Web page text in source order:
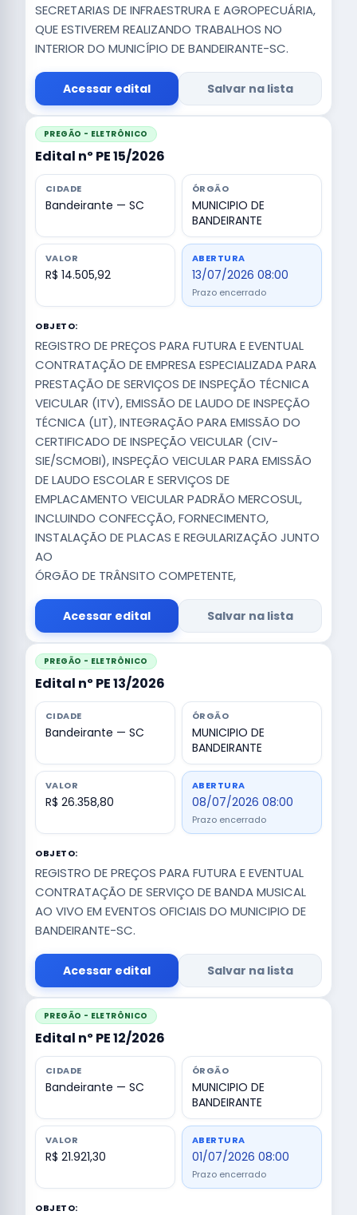
SECRETARIAS DE INFRAESTRURA E AGROPECUÁRIA,
QUE ESTIVEREM REALIZANDO TRABALHOS NO
INTERIOR DO MUNICÍPIO DE BANDEIRANTE-SC.
Acessar edital Salvar na lista
PREGÃO - ELETRÔNICO
Edital nº PE 15/2026
CIDADE
Bandeirante — SC
ÓRGÃO
MUNICIPIO DE
BANDEIRANTE
VALOR
R$ 14.505,92
ABERTURA
13/07/2026 08:00
Prazo encerrado
OBJETO:
REGISTRO DE PREÇOS PARA FUTURA E EVENTUAL
CONTRATAÇÃO DE EMPRESA ESPECIALIZADA PARA
PRESTAÇÃO DE SERVIÇOS DE INSPEÇÃO TÉCNICA
VEICULAR (ITV), EMISSÃO DE LAUDO DE INSPEÇÃO
TÉCNICA (LIT), INTEGRAÇÃO PARA EMISSÃO DO
CERTIFICADO DE INSPEÇÃO VEICULAR (CIV-
SIE/SCMOBI), INSPEÇÃO VEICULAR PARA EMISSÃO
DE LAUDO ESCOLAR E SERVIÇOS DE
EMPLACAMENTO VEICULAR PADRÃO MERCOSUL,
INCLUINDO CONFECÇÃO, FORNECIMENTO,
INSTALAÇÃO DE PLACAS E REGULARIZAÇÃO JUNTO
AO
ÓRGÃO DE TRÂNSITO COMPETENTE,
Acessar edital Salvar na lista
PREGÃO - ELETRÔNICO
Edital nº PE 13/2026
CIDADE
Bandeirante — SC
ÓRGÃO
MUNICIPIO DE
BANDEIRANTE
VALOR
R$ 26.358,80
ABERTURA
08/07/2026 08:00
Prazo encerrado
OBJETO:
REGISTRO DE PREÇOS PARA FUTURA E EVENTUAL
CONTRATAÇÃO DE SERVIÇO DE BANDA MUSICAL
AO VIVO EM EVENTOS OFICIAIS DO MUNICIPIO DE
BANDEIRANTE-SC.
Acessar edital Salvar na lista
PREGÃO - ELETRÔNICO
Edital nº PE 12/2026
CIDADE
Bandeirante — SC
ÓRGÃO
MUNICIPIO DE
BANDEIRANTE
VALOR
R$ 21.921,30
ABERTURA
01/07/2026 08:00
Prazo encerrado
OBJETO: